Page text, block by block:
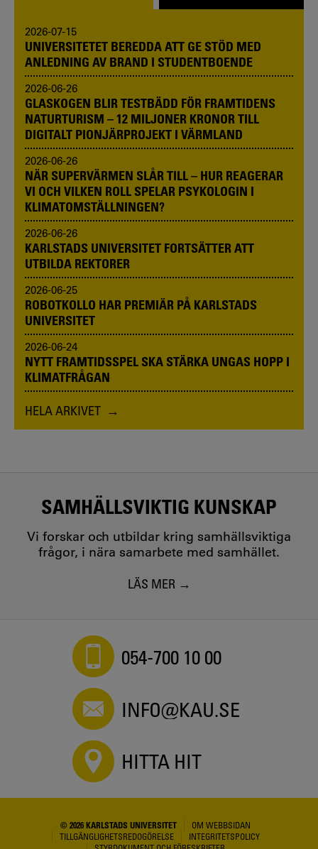
2026-07-15
UNIVERSITETET BEREDDA ATT GE STÖD MED
ANLEDNING AV BRAND I STUDENTBOENDE
2026-06-26
GLASKOGEN BLIR TESTBÄDD FÖR FRAMTIDENS
NATURTURISM – 12 MILJONER KRONOR TILL
DIGITALT PIONJÄRPROJEKT I VÄRMLAND
2026-06-26
NÄR SUPERVÄRMEN SLÅR TILL – HUR REAGERAR
VI OCH VILKEN ROLL SPELAR PSYKOLOGIN I
KLIMATOMSTÄLLNINGEN?
2026-06-26
KARLSTADS UNIVERSITET FORTSÄTTER ATT
UTBILDA REKTORER
2026-06-25
ROBOTKOLLO HAR PREMIÄR PÅ KARLSTADS
UNIVERSITET
2026-06-24
NYTT FRAMTIDSSPEL SKA STÄRKA UNGAS HOPP I
KLIMATFRÅGAN
HELA ARKIVET
SAMHÄLLSVIKTIG KUNSKAP
Vi forskar och utbildar kring samhällsviktiga
frågor, i nära samarbete med samhället.
LÄS MER
054-700 10 00
INFO@KAU.SE
HITTA HIT
© 2026 KARLSTADS UNIVERSITET
OM WEBBSIDAN
TILLGÄNGLIGHETSREDOGÖRELSE
INTEGRITETSPOLICY